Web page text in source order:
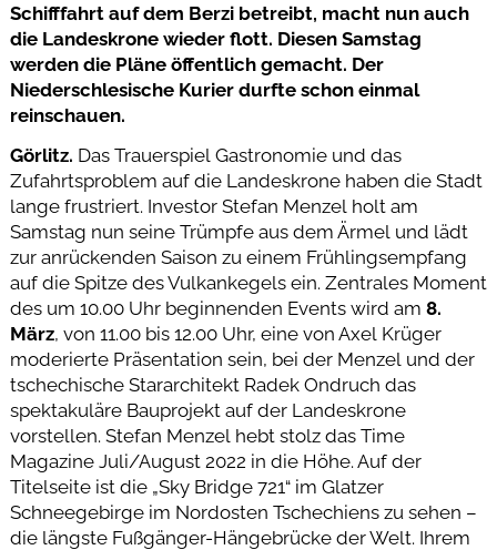
Schifffahrt auf dem Berzi betreibt, macht nun auch
die Landeskrone wieder flott. Diesen Samstag
werden die Pläne öffentlich gemacht. Der
Niederschlesische Kurier durfte schon einmal
reinschauen.
Görlitz. Das Trauerspiel Gastronomie und das
Zufahrtsproblem auf die Landeskrone haben die Stadt
lange frustriert. Investor Stefan Menzel holt am
Samstag nun seine Trümpfe aus dem Ärmel und lädt
zur anrückenden Saison zu einem Frühlingsempfang
auf die Spitze des Vulkankegels ein. Zentrales Moment
des um 10.00 Uhr beginnenden Events wird am 8.
März, von 11.00 bis 12.00 Uhr, eine von Axel Krüger
moderierte Präsentation sein, bei der Menzel und der
tschechische Stararchitekt Radek Ondruch das
spektakuläre Bauprojekt auf der Landeskrone
vorstellen. Stefan Menzel hebt stolz das Time
Magazine Juli/August 2022 in die Höhe. Auf der
Titelseite ist die „Sky Bridge 721“ im Glatzer
Schneegebirge im Nordosten Tschechiens zu sehen –
die längste Fußgänger-Hängebrücke der Welt. Ihrem